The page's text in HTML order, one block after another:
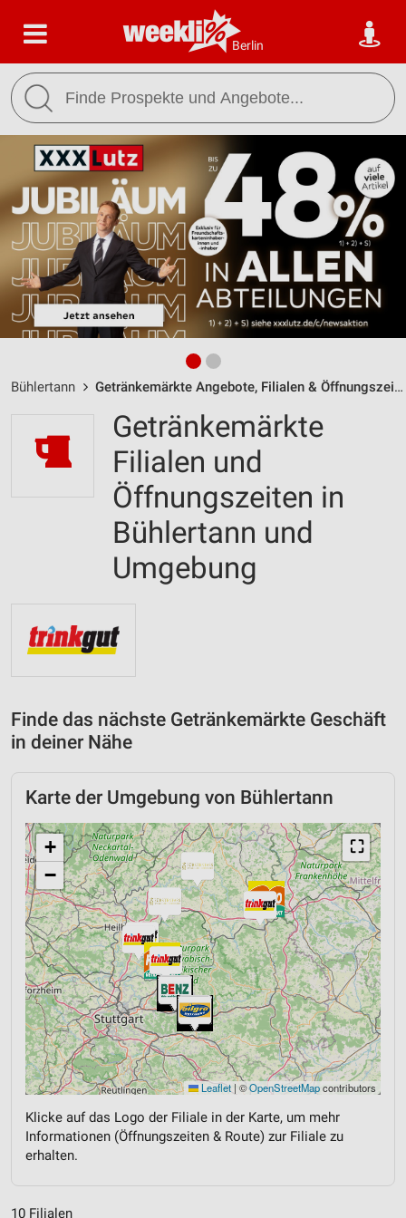
Berlin
Bühlertann Getränkemärkte Angebote, Filialen & Öffnungszeiten
Getränkemärkte
Filialen und
Öffnungszeiten in
Bühlertann und
Umgebung
Finde das nächste Getränkemärkte Geschäft
in deiner Nähe
Karte der Umgebung von Bühlertann
⛶
+
−
Leaflet | ©OpenStreetMapcontributors
Klicke auf das Logo der Filiale in der Karte, um mehr
Informationen (Öffnungszeiten & Route) zur Filiale zu
erhalten.
10 Filialen